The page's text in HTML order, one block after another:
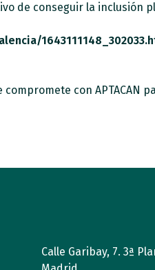
de conseguir la inclusión
Calle Garibay, 7. 3ª